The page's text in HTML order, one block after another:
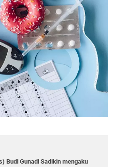
Budi Gunadi Sadikin mengaku